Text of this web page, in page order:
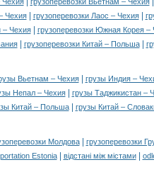
Чехия| грузоперевозки Лаос – Чехия|
– Чехия|
грузоперевозки Южная Корея –
| грузоперевозки Китай – Польша|
Вьетнам – Чехия|
грузы Индия –
Непал – Чехия|
грузы Таджикистан –
Китай – Польша| грузы Китай –
Молдова|
грузоперевозки
Estonia| відстані між містами|